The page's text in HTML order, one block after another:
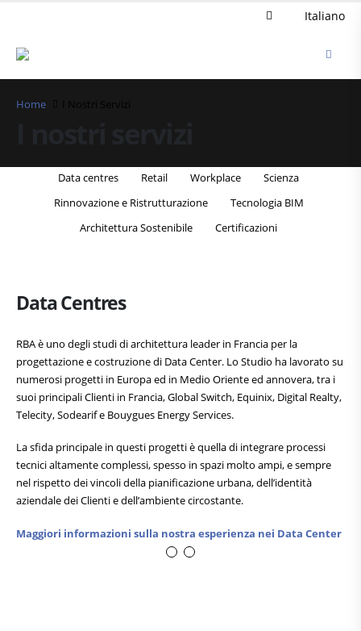
Italiano
Home
Data centres Retail Workplace
Scienza
Rinnovazione e Ristrutturazione
Tecnologia BIM
Architettura Sostenibile
Certificazioni
Data Centres
RBA è uno degli studi di architettura leader in Francia per la
progettazione e costruzione di Data Center. Lo Studio ha lavorato su
numerosi progetti in Europa ed in Medio Oriente ed annovera, tra i
suoi principali Clienti in Francia, Global Switch, Equinix, Digital Realty,
Telecity, Sodearif e Bouygues Energy Services.
La sfida principale in questi progetti è quella di integrare processi
tecnici altamente complessi, spesso in spazi molto ampi, e sempre
nel rispetto dei vincoli della pianificazione urbana, dell’identità
aziendale dei Clienti e dell’ambiente circostante.
Maggiori informazioni sulla nostra esperienza nei Data Center